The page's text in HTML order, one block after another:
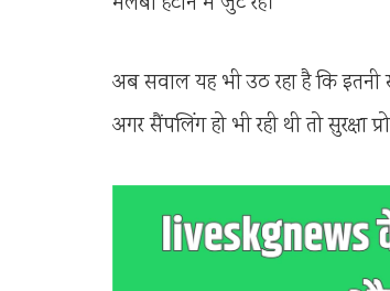
अब सवाल यह भी उठ रहा है कि
अगर सैंपलिंग हो भी रही थी तो सुरक्षा